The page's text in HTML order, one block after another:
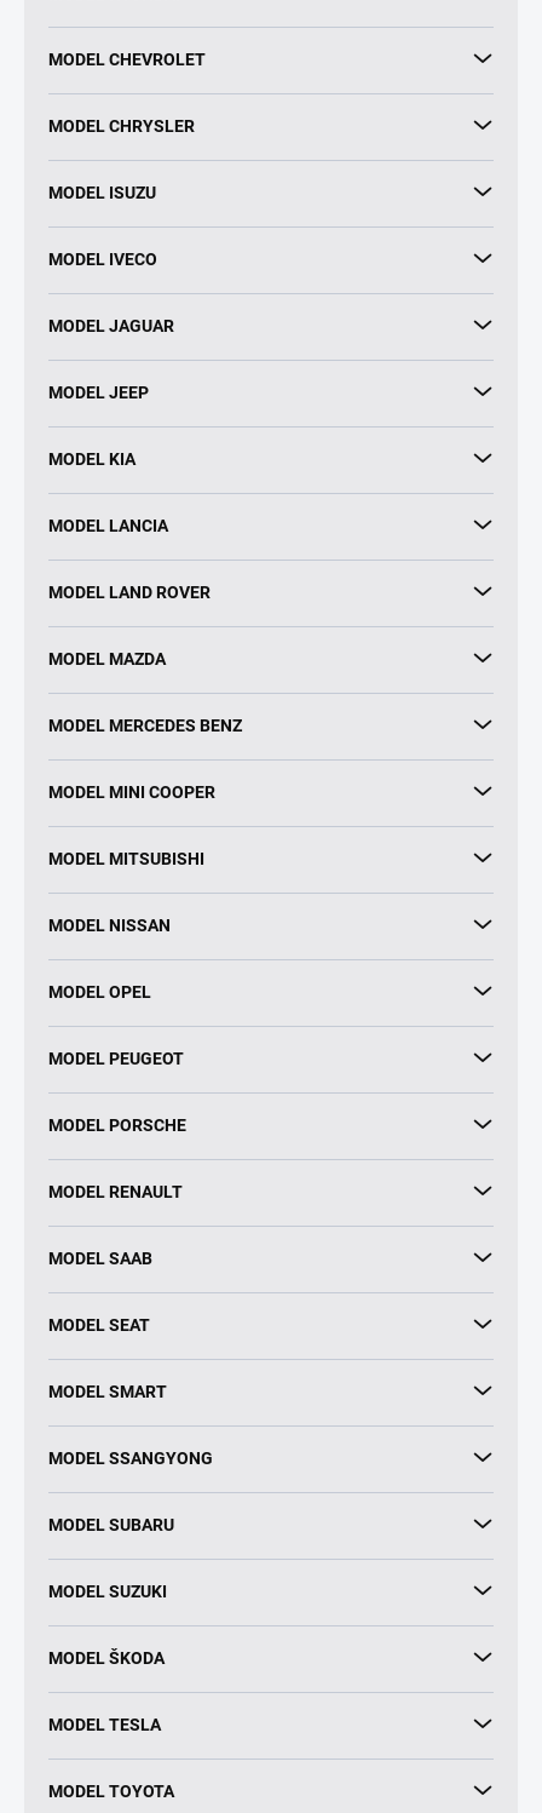
MODEL CHEVROLET
MODEL CHRYSLER
MODEL ISUZU
MODEL IVECO
MODEL JAGUAR
MODEL JEEP
MODEL KIA
MODEL LANCIA
MODEL LAND ROVER
MODEL MAZDA
MODEL MERCEDES BENZ
MODEL MINI COOPER
MODEL MITSUBISHI
MODEL NISSAN
MODEL OPEL
MODEL PEUGEOT
MODEL PORSCHE
MODEL RENAULT
MODEL SAAB
MODEL SEAT
MODEL SMART
MODEL SSANGYONG
MODEL SUBARU
MODEL SUZUKI
MODEL ŠKODA
MODEL TESLA
MODEL TOYOTA